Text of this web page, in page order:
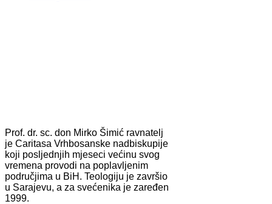
Prof. dr. sc. don Mirko Šimić ravnatelj
je Caritasa Vrhbosanske nadbiskupije
koji posljednjih mjeseci većinu svog
vremena provodi na poplavljenim
područjima u BiH. Teologiju je završio
u Sarajevu, a za svećenika je zaređen
1999.